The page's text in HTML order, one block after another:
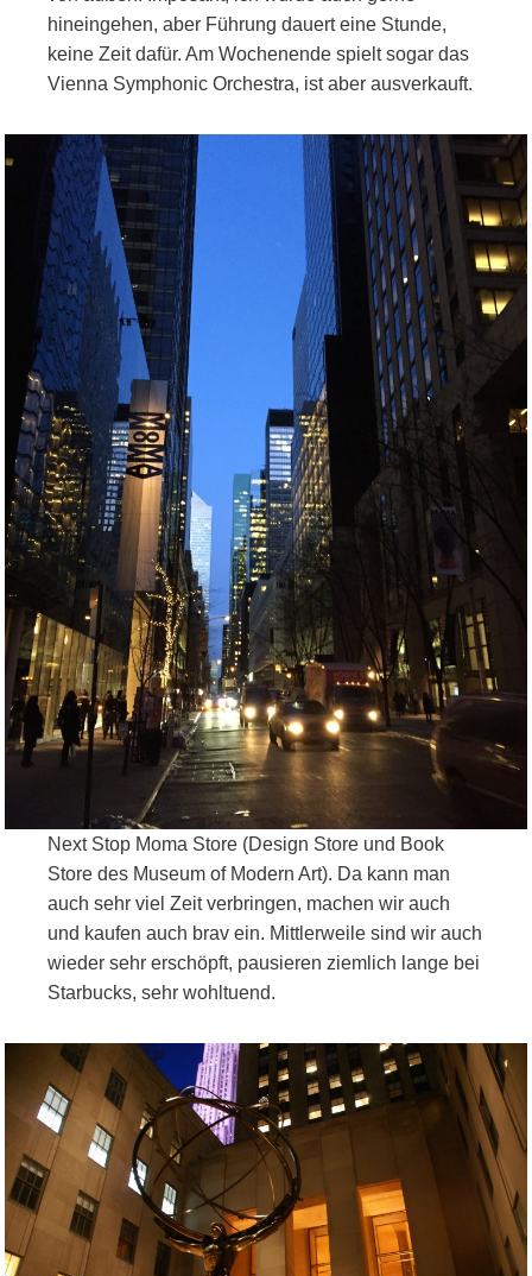
hineingehen, aber Führung dauert eine Stunde,
keine Zeit dafür. Am Wochenende spielt sogar das
Vienna Symphonic Orchestra, ist aber ausverkauft.
Next Stop Moma Store (Design Store und Book
Store des Museum of Modern Art). Da kann man
auch sehr viel Zeit verbringen, machen wir auch
und kaufen auch brav ein. Mittlerweile sind wir auch
wieder sehr erschöpft, pausieren ziemlich lange bei
Starbucks, sehr wohltuend.